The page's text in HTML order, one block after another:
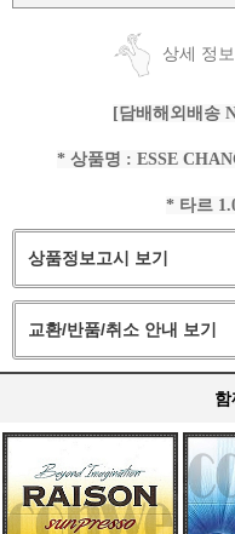
상세 정
[담배해외배송
* 상품명 : ESSE
* 타르
상품정보고시 보기
교환/반품/취소 안내 보기